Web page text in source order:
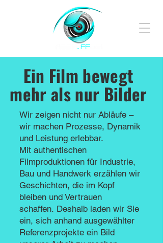
Ein Film bewegt
mehr als nur Bilder
Wir zeigen nicht nur Abläufe –
wir machen Prozesse, Dynamik
und Leistung erlebbar.
Mit authentischen
Filmproduktionen für Industrie,
Bau und Handwerk erzählen wir
Geschichten, die im Kopf
bleiben und Vertrauen
schaffen. Deshalb laden wir Sie
ein, sich anhand ausgewählter
Referenzprojekte ein Bild